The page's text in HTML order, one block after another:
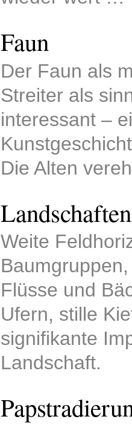
Faun
Der Faun als
Streiter als
interessant –
Die Alten
Landschaften
Weite
Flüsse und
Ufern, stille
signifikante
Landschaft.